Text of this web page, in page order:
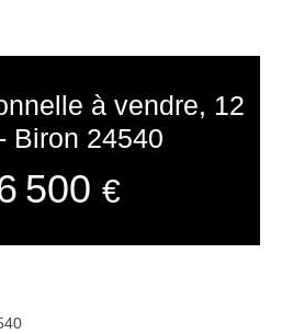
à vendre, 12
Biron 24540
500 €